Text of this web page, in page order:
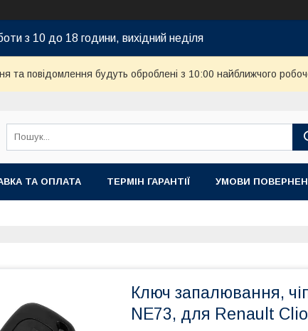
з 10 до 18 години, вихідний неділя
та повідомлення будуть оброблені з 10:00 найближчого
ТА ОПЛАТА ТЕРМІН ГАРАНТІЇ УМОВИ
Ключ запалювання,
NE73, для Renault